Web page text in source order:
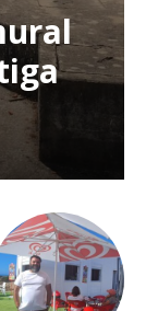
este serviço